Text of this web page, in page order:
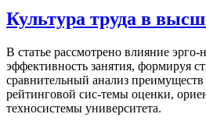
Культура труда в
В статье рассмотрено влияние
эффективность занятия, формируя
сравнительный анализ
рейтинговой сис-темы оценки,
техносистемы университета.